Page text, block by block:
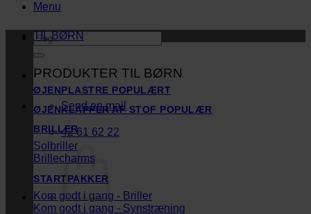
Menu
Søg
efter:
Send en mail
42 61 62 22
TIL BØRN
PRODUKTER TIL BØRN
ØJENPLASTRE
ØJENKLAPPER AF STOF
BRILLER
Solbriller
Brillecharms
STARTPAKKER
Kom godt i gang - Briller
Kom godt i gang - Synstræning